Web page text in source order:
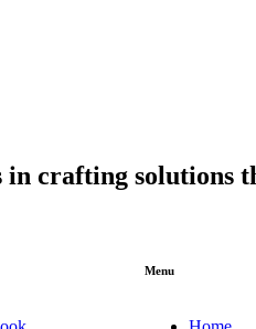
in crafting solutions
Menu